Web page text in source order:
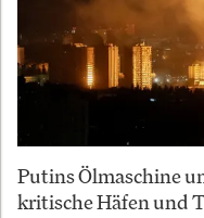
Putins Ölmaschine
kritische Häfen und